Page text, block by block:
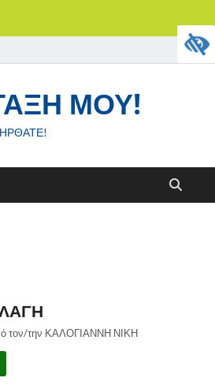
ΜΟΥ!
τον/την ΚΑΛΟΓΙΑΝΝΗ ΝΙΚΗ